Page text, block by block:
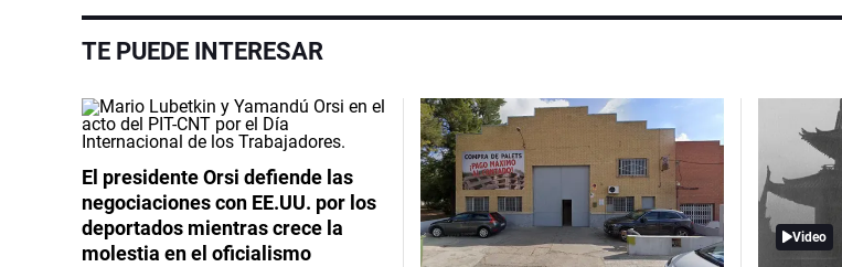
TE PUEDE INTERESAR
El presidente Orsi defiende las
negociaciones con EE.UU. por los
deportados mientras crece la
molestia en el oficialismo
Video